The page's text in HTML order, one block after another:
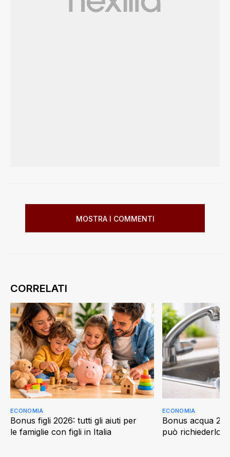
MOSTRA I COMMENTI
Bonus figli 2026: tutti gli aiuti per
le famiglie con figli in Italia
ECONOMIA
Bonus acqua
può richiederlo
ECONOMIA